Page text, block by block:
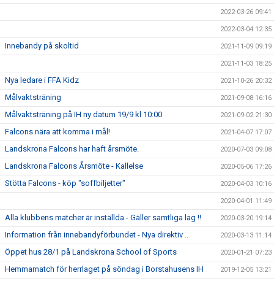
2022-03-26 09:41
2022-03-04 12:35
Innebandy på skoltid 2021-11-09 09:19
2021-11-03 18:25
Nya ledare i FFA Kidz 2021-10-26 20:32
Målvaktsträning 2021-09-08 16:16
Målvaktsträning på IH ny datum 19/9 kl 10:00 2021-09-02 21:30
Falcons nära att komma i mål! 2021-04-07 17:07
Landskrona Falcons har haft årsmöte. 2020-07-03 09:08
Landskrona Falcons Årsmöte - Kallelse 2020-05-06 17:26
Stötta Falcons - köp "soffbiljetter" 2020-04-03 10:16
2020-04-01 11:49
Alla klubbens matcher är inställda - Gäller samtliga lag !! 2020-03-20 19:14
Information från innebandyförbundet - Nya direktiv .. 2020-03-13 11:14
Öppet hus 28/1 på Landskrona School of Sports 2020-01-21 07:23
Hemmamatch för herrlaget på söndag i Borstahusens IH 2019-12-05 13:21